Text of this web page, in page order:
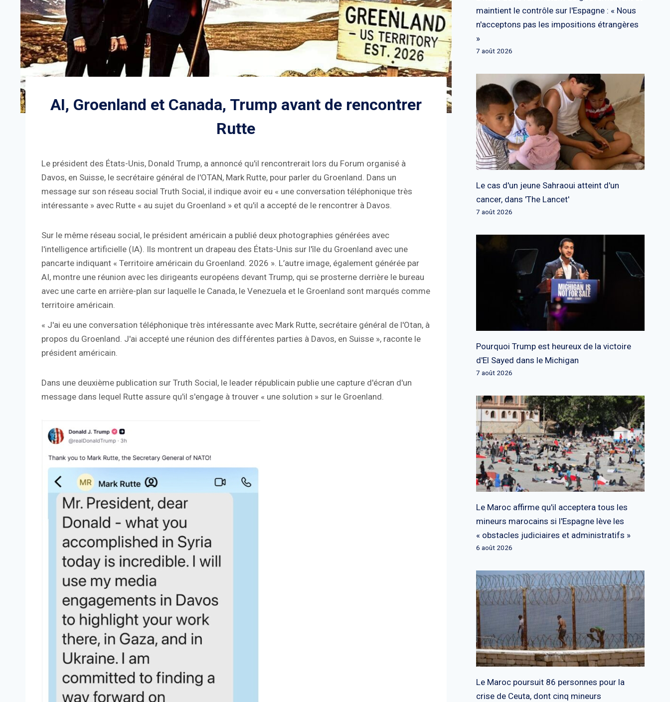
AI, Groenland et Canada, Trump avant de rencontrer
Rutte
Le président des États-Unis, Donald Trump, a annoncé qu'il rencontrerait lors du Forum organisé à
Davos, en Suisse, le secrétaire général de l'OTAN, Mark Rutte, pour parler du Groenland. Dans un
message sur son réseau social Truth Social, il indique avoir eu « une conversation téléphonique très
intéressante » avec Rutte « au sujet du Groenland » et qu'il a accepté de le rencontrer à Davos.
Sur le même réseau social, le président américain a publié deux photographies générées avec
l'intelligence artificielle (IA). Ils montrent un drapeau des États-Unis sur l'île du Groenland avec une
pancarte indiquant « Territoire américain du Groenland. 2026 ». L’autre image, également générée par
AI, montre une réunion avec les dirigeants européens devant Trump, qui se prosterne derrière le bureau
avec une carte en arrière-plan sur laquelle le Canada, le Venezuela et le Groenland sont marqués comme
territoire américain.
« J'ai eu une conversation téléphonique très intéressante avec Mark Rutte, secrétaire général de l'Otan, à
propos du Groenland. J'ai accepté une réunion des différentes parties à Davos, en Suisse », raconte le
président américain.
Dans une deuxième publication sur Truth Social, le leader républicain publie une capture d'écran d'un
message dans lequel Rutte assure qu'il s'engage à trouver « une solution » sur le Groenland.
maintient le contrôle sur l'Espagne : « Nous
n'acceptons pas les impositions étrangères
»
7 août 2026
Le cas d'un jeune Sahraoui atteint d'un
cancer, dans 'The Lancet'
7 août 2026
Pourquoi Trump est heureux de la victoire
d'El Sayed dans le Michigan
7 août 2026
Le Maroc affirme qu'il acceptera tous les
mineurs marocains si l'Espagne lève les
« obstacles judiciaires et administratifs »
6 août 2026
Le Maroc poursuit 86 personnes pour la
crise de Ceuta, dont cinq mineurs